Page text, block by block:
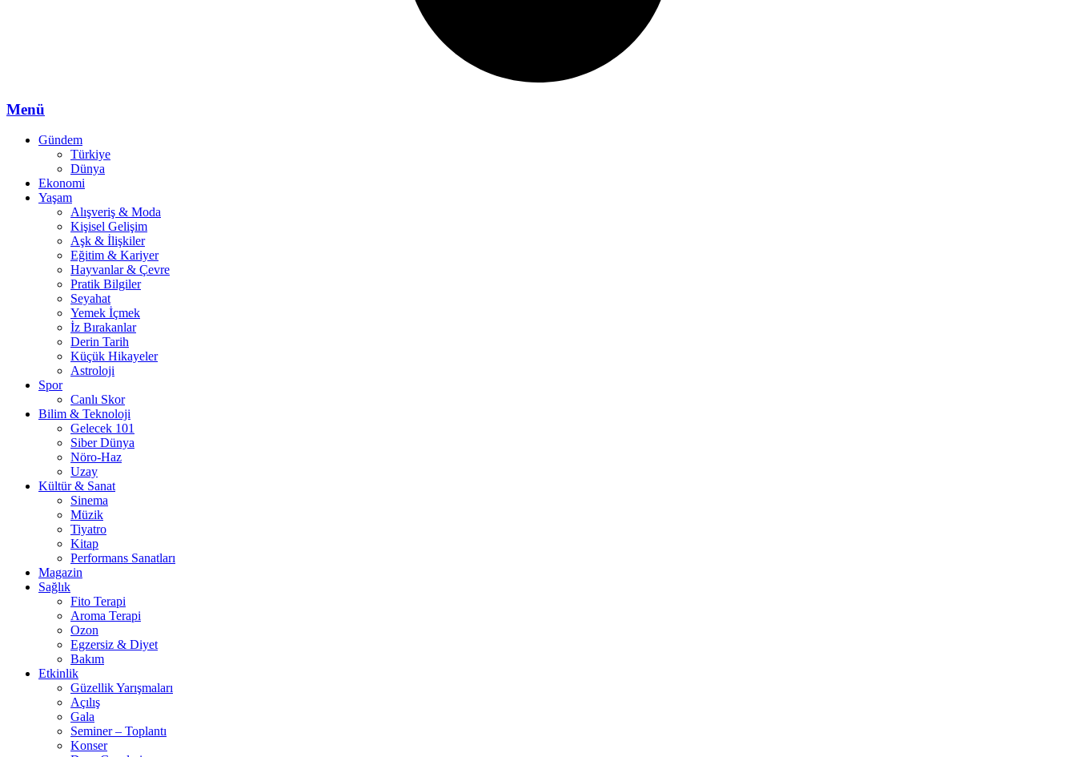
Menü
Gündem
Türkiye
Dünya
Ekonomi
Yaşam
Alışveriş & Moda
Kişisel Gelişim
Aşk & İlişkiler
Eğitim & Kariyer
Hayvanlar & Çevre
Pratik Bilgiler
Seyahat
Yemek İçmek
İz Bırakanlar
Derin Tarih
Küçük Hikayeler
Astroloji
Spor
Canlı Skor
Bilim & Teknoloji
Gelecek 101
Siber Dünya
Nöro-Haz
Uzay
Kültür & Sanat
Sinema
Müzik
Tiyatro
Kitap
Performans Sanatları
Magazin
Sağlık
Fito Terapi
Aroma Terapi
Ozon
Egzersiz & Diyet
Bakım
Etkinlik
Güzellik Yarışmaları
Açılış
Gala
Seminer – Toplantı
Konser